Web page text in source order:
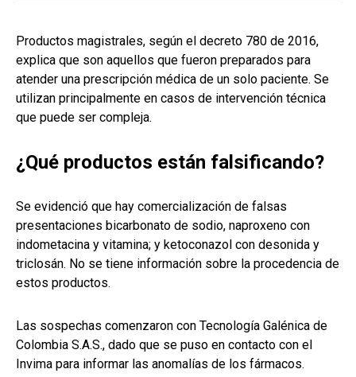
Productos magistrales, según el decreto 780 de 2016,
explica que son aquellos que fueron preparados para
atender una prescripción médica de un solo paciente. Se
utilizan principalmente en casos de intervención técnica
que puede ser compleja.
¿Qué productos están falsificando?
Se evidenció que hay comercialización de falsas
presentaciones bicarbonato de sodio, naproxeno con
indometacina y vitamina; y ketoconazol con desonida y
triclosán. No se tiene información sobre la procedencia de
estos productos.
Las sospechas comenzaron con Tecnología Galénica de
Colombia S.A.S., dado que se puso en contacto con el
Invima para informar las anomalías de los fármacos.